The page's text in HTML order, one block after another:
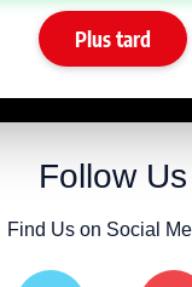
SPONSORISE
entre la
10/07/2026
Follow Us
Find Us on Social
Plus tard